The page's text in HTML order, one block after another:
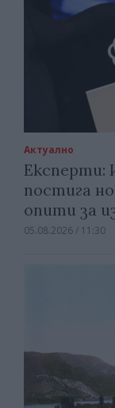
Актуално
Експерти:
постига
опити за
05.08.2026 / 11:30